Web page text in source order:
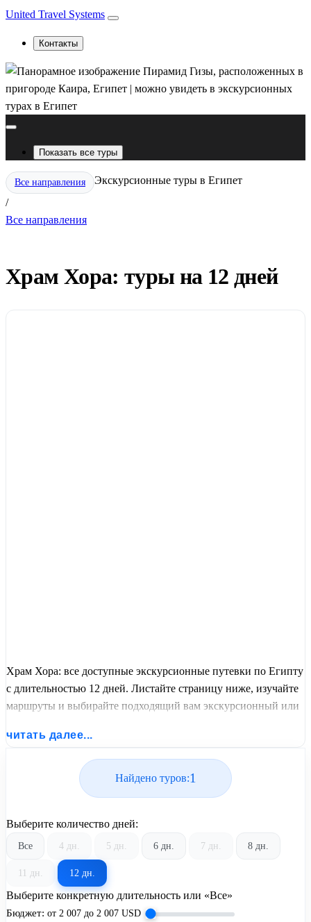
United Travel Systems
Контакты
Показать все туры
Все направления
/
Экскурсионные туры в Египет
Все направления
Храм Хора: туры на 12 дней
Храм Хора: все доступные экскурсионные путевки по Египту
с длительностью 12 дней. Листайте страницу ниже, изучайте
маршруты и выбирайте подходящий вам экскурсионный или
читать далее...
Найдено туров:1
Выберите количество дней:
Все 4 дн. 5 дн. 6 дн. 7 дн. 8 дн.
11 дн. 12 дн.
Выберите конкретную длительность или «Все»
Бюджет: от 2 007 до 2 007 USD